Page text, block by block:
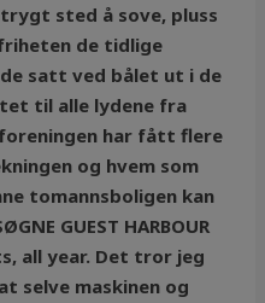
sted å sove, pluss
de tidlige
satt ved bålet ut i de
til alle lydene fra
har fått flere
og hvem som
tomannsboligen kan
GUEST HARBOUR
all year. Det tror jeg
selve maskinen og